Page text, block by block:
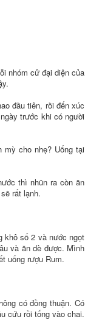
nhóm cử đại diện của
đầu tiên, rồi đến xúc
trước khi có người
mỳ cho nhẹ? Uống tại
thì nhũn ra còn ăn
rất lạnh.
khô số 2 và nước ngọt
và ăn dè được. Mình
uống rượu Rum.
có đồng thuận. Có
cứu rồi tống vào chai.